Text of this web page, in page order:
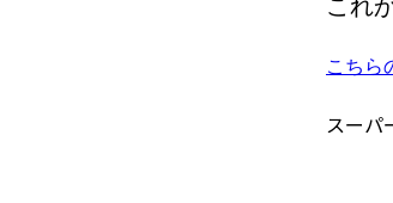
これ
こちら
スーパ